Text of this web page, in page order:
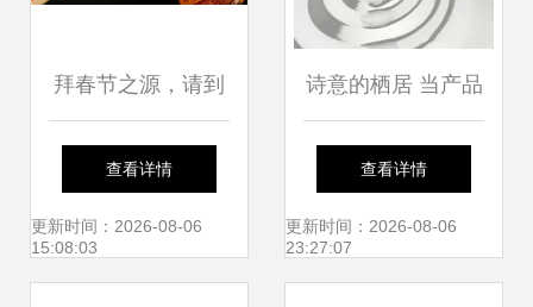
拜春节之源，请到
阆中过年 一场穿越
千年的文艺寻根之
查看详情
更新时间：2026-08-06
15:08:03
诗意的栖居 当产品
设计与文艺创作共
舞
查看详情
更新时间：2026-08-06
23:27:07